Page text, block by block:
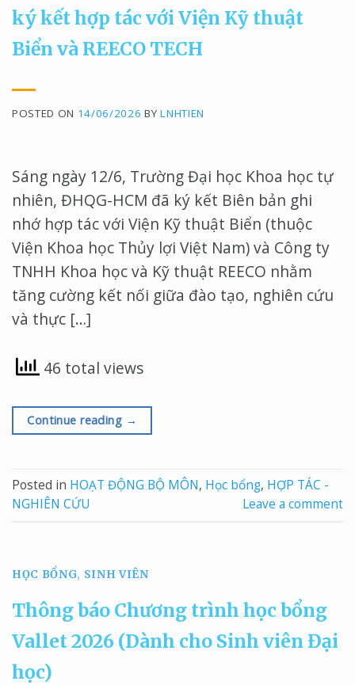
ký kết hợp tác với Viện Kỹ thuật
Biển và REECO TECH
POSTED ON 14/06/2026 BYLNHTIEN
Sáng ngày 12/6, Trường Đại học Khoa học tự
nhiên, ĐHQG-HCM đã ký kết Biên bản ghi
nhớ hợp tác với Viện Kỹ thuật Biển (thuộc
Viện Khoa học Thủy lợi Việt Nam) và Công ty
TNHH Khoa học và Kỹ thuật REECO nhằm
tăng cường kết nối giữa đào tạo, nghiên cứu
và thực […]
46 total views
Continue reading →
Posted in HOẠT ĐỘNG BỘ MÔN, Học bổng, HỢP TÁC -
NGHIÊN CỨU
Leave a comment
HỌC BỔNG, SINH VIÊN
Thông báo Chương trình học bổng
Vallet 2026 (Dành cho Sinh viên Đại
học)